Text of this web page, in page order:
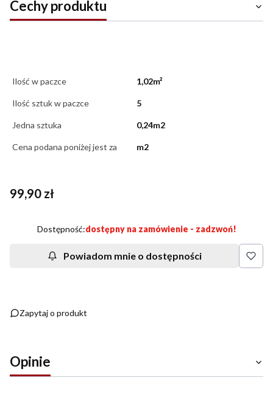
Cechy produktu
Ilość w paczce 1,02m²
Ilość sztuk w paczce 5
Jedna sztuka 0,24m2
Cena podana poniżej jest za m2
Cena
99,90 zł
Dostępność:dostępny na zamówienie - zadzwoń!
Powiadom mnie o dostępności
Zapytaj o produkt
Opinie